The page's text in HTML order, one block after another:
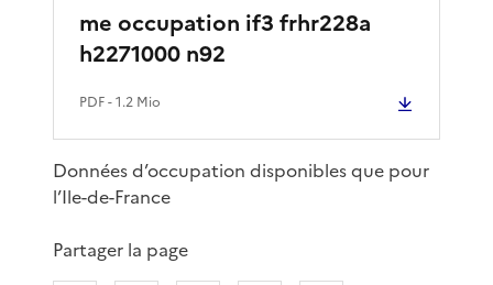
me occupation if3 frhr228a
h2271000 n92
PDF- 1.2 Mio
Données d’occupation disponibles que pour
l’Ile-de-France
Partager la page